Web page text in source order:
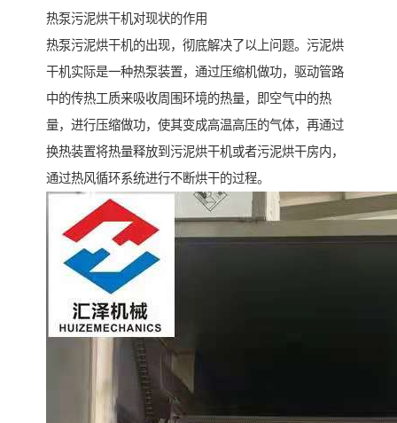
热泵污泥烘干机对现状的作用
热泵污泥烘干机的出现，彻底解决了以上问题。污泥烘
干机实际是一种热泵装置，通过压缩机做功，驱动管路
中的传热工质来吸收周围环境的热量，即空气中的热
量，进行压缩做功，使其变成高温高压的气体，再通过
换热装置将热量释放到污泥烘干机或者污泥烘干房内，
通过热风循环系统进行不断烘干的过程。